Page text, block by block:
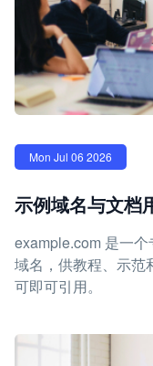
Mon Jul 06 2026
示例域名与文档
example.com 是一
域名，供教程、示范
可即可引用。